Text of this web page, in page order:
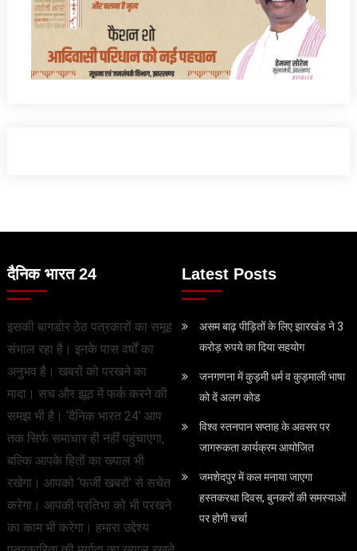
दैनिक भारत 24
इसकी बागडोर ठेठ पत्रकारों का समूह
संभाल रहा है। इनके पास वर्षों का
अनुभव है। खबरों को परखने का
मादा। सच और झूठ में फर्क करने की
समझ भी है। ‘दैनिक भारत 24’ आप
तक सिर्फ समाचार ही नहीं पहुंचाएगा,
बल्कि आपके हितों का ख्याल भी
रखेगा। आपको ‘फर्जी खबरों’ से सचेत
करेगा। आपकी प्रतिभा को भी परखने
का काम भी करेगा। हमारा उद्देश्य
Latest Posts
असम बाढ़ पीड़ितों के लिए झारखंड ने 3
करोड़ रुपये का दिया सहयोग
जनगणना में कुड़मी धर्म व कुड़माली भाषा
को दें अलग कोड
विश्व स्तनपान सप्ताह के अवसर पर
जागरुकता कार्यक्रम आयोजित
जमशेदपुर में कल मनाया जाएगा
हस्तकरथा दिवस, बुनकरों की समस्याओं
पर होगी चर्चा